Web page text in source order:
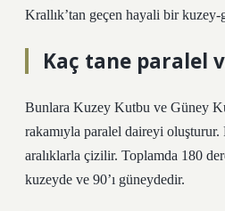
Krallık’tan geçen hayali bir
Kaç tane paralel
Bunlara Kuzey Kutbu ve Güney
rakamıyla paralel daireyi
aralıklarla çizilir. Toplamda 180
kuzeyde ve 90’ı güneydedir.